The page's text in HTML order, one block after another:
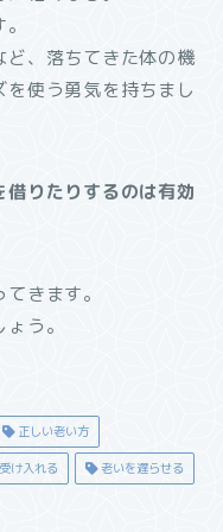
、落ちてきた体の機
使う勇気を持ちまし
借りたりするのは有効
きます。
う。
正しい老い方
け入れる 老いを遅らせる